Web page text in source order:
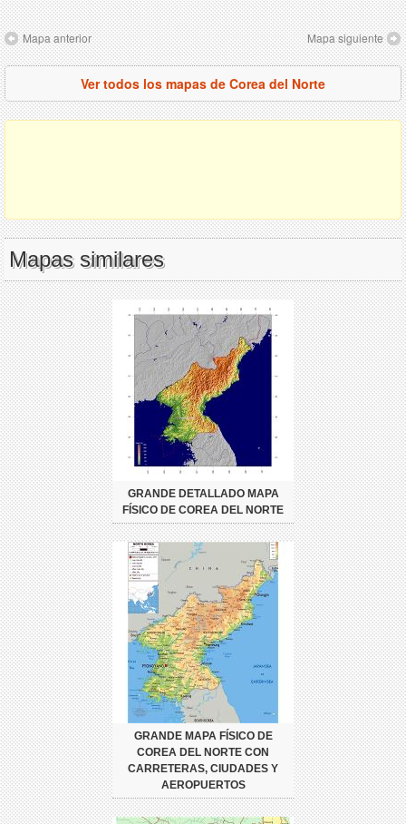
Mapa anterior Mapa siguiente
Ver todos los mapas de Corea del Norte
Mapas similares
GRANDE DETALLADO MAPA
FÍSICO DE COREA DEL NORTE
GRANDE MAPA FÍSICO DE
COREA DEL NORTE CON
CARRETERAS, CIUDADES Y
AEROPUERTOS